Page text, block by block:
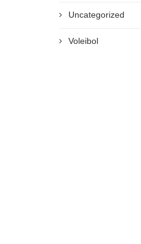
Uncategorized
Voleibol